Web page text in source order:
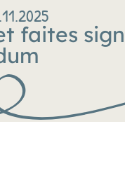
faites